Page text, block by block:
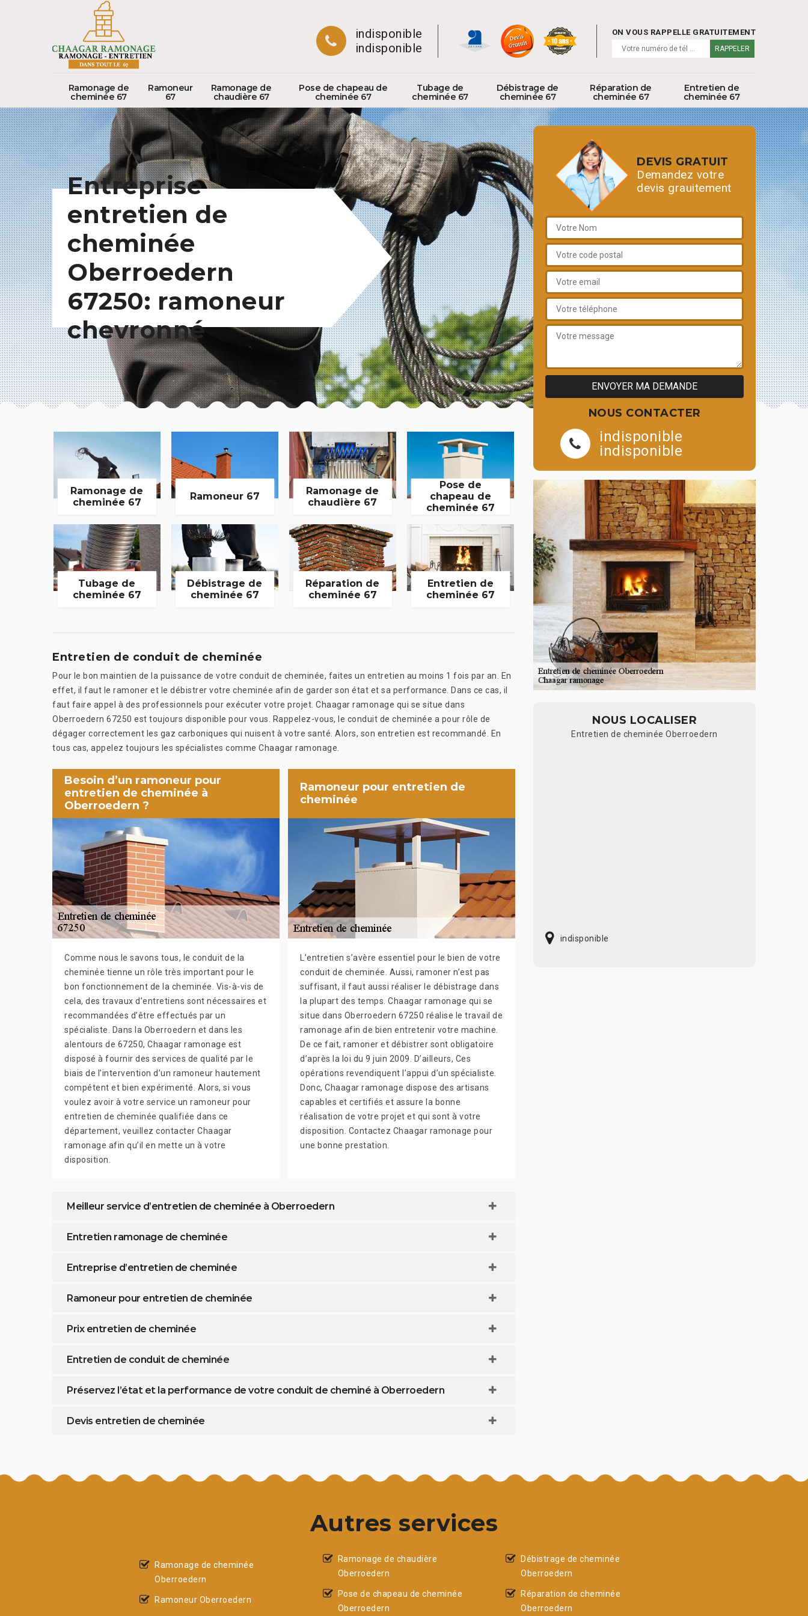
indisponible
indisponible
ON VOUS RAPPELLE GRATUITEMENT
Ramonage de
cheminée 67
Ramoneur
67
Ramonage de
chaudière 67
Pose de chapeau de
cheminée 67
Tubage de
cheminée 67
Débistrage de
cheminée 67
Réparation de
cheminée 67
Entretien de
cheminée 67
Entreprise
entretien de
cheminée
Oberroedern
67250: ramoneur
chevronné
Ramonage de
cheminée 67
Ramoneur 67
Ramonage de
chaudière 67
Pose de
chapeau de
cheminée 67
Tubage de
cheminée 67
Débistrage de
cheminée 67
Réparation de
cheminée 67
Entretien de
cheminée 67
Entretien de conduit de cheminée
Pour le bon maintien de la puissance de votre conduit de cheminée, faites un entretien au moins 1 fois par an. En
effet, il faut le ramoner et le débistrer votre cheminée afin de garder son état et sa performance. Dans ce cas, il
faut faire appel à des professionnels pour exécuter votre projet. Chaagar ramonage qui se situe dans
Oberroedern 67250 est toujours disponible pour vous. Rappelez-vous, le conduit de cheminée a pour rôle de
dégager correctement les gaz carboniques qui nuisent à votre santé. Alors, son entretien est recommandé. En
tous cas, appelez toujours les spécialistes comme Chaagar ramonage.
Besoin d’un ramoneur pour
entretien de cheminée à
Oberroedern ?
Comme nous le savons tous, le conduit de la
cheminée tienne un rôle très important pour le
bon fonctionnement de la cheminée. Vis-à-vis de
cela, des travaux d’entretiens sont nécessaires et
recommandées d’être effectués par un
spécialiste. Dans la Oberroedern et dans les
alentours de 67250, Chaagar ramonage est
disposé à fournir des services de qualité par le
biais de l’intervention d’un ramoneur hautement
compétent et bien expérimenté. Alors, si vous
voulez avoir à votre service un ramoneur pour
entretien de cheminée qualifiée dans ce
département, veuillez contacter Chaagar
ramonage afin qu’il en mette un à votre
disposition.
Ramoneur pour entretien de
cheminée
L’entretien s’avère essentiel pour le bien de votre
conduit de cheminée. Aussi, ramoner n’est pas
suffisant, il faut aussi réaliser le débistrage dans
la plupart des temps. Chaagar ramonage qui se
situe dans Oberroedern 67250 réalise le travail de
ramonage afin de bien entretenir votre machine.
De ce fait, ramoner et débistrer sont obligatoire
d’après la loi du 9 juin 2009. D’ailleurs, Ces
opérations revendiquent l’appui d’un spécialiste.
Donc, Chaagar ramonage dispose des artisans
capables et certifiés et assure la bonne
réalisation de votre projet et qui sont à votre
disposition. Contactez Chaagar ramonage pour
une bonne prestation.
Meilleur service d’entretien de cheminée à Oberroedern
Entretien ramonage de cheminée
Entreprise d’entretien de cheminée
Ramoneur pour entretien de cheminée
Prix entretien de cheminée
Entretien de conduit de cheminée
Préservez l’état et la performance de votre conduit de cheminé à Oberroedern
Devis entretien de cheminée
DEVIS GRATUIT
Demandez votre
devis grauitement
NOUS CONTACTER
indisponible
indisponible
NOUS LOCALISER
Entretien de cheminée Oberroedern
indisponible
Autres services
Ramonage de cheminée
Oberroedern
Ramoneur Oberroedern
Ramonage de chaudière
Oberroedern
Pose de chapeau de cheminée
Oberroedern
Débistrage de cheminée
Oberroedern
Réparation de cheminée
Oberroedern